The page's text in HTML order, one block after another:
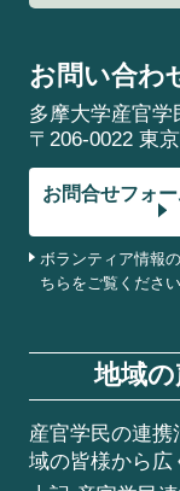
お問い合わ
多摩大学産官学
〒206-0022 東
お問合せフォ
ボランティア情報
ちらをご覧ください
地域の
産官学民の連
域の皆様から広